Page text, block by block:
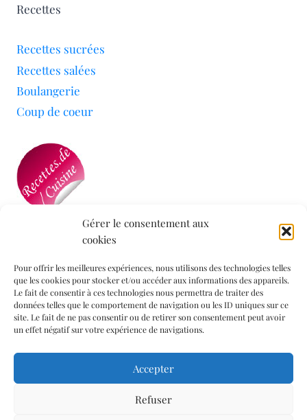
Gérer le consentement aux
cookies
Pour offrir les meilleures expériences, nous utilisons des technologies telles
que les cookies pour stocker et/ou accéder aux informations des appareils.
Le fait de consentir à ces technologies nous permettra de traiter des
données telles que le comportement de navigation ou les ID uniques sur ce
site. Le fait de ne pas consentir ou de retirer son consentement peut avoir
un effet négatif sur votre expérience de navigations.
Accepter
Refuser
Recettes
Recettes sucrées
Recettes salées
Boulangerie
Coup de coeur
Mon blog a été sélectionné par le site
Informations légales
Mentions légales
Politique de confidentialité
Politique de cookies (UE)